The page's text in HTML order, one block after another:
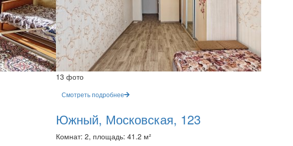
13 фото
Смотреть подробнее
Южный, Московская, 123
Комнат: 2, площадь: 41.2 м²